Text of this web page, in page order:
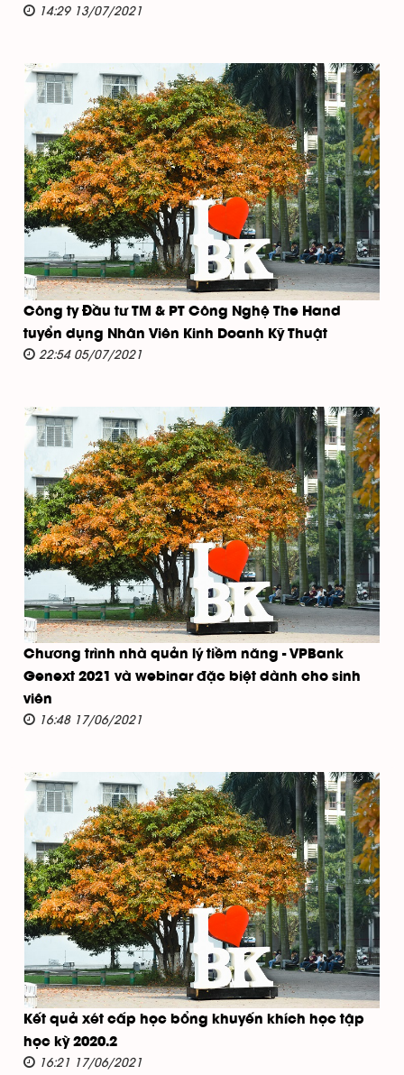
14:29 13/07/2021
Công ty Đầu tư TM & PT Công Nghệ The Hand
tuyển dụng Nhân Viên Kinh Doanh Kỹ Thuật
22:54 05/07/2021
Chương trình nhà quản lý tiềm năng - VPBank
Genext 2021 và webinar đặc biệt dành cho sinh
viên
16:48 17/06/2021
Kết quả xét cấp học bổng khuyến khích học tập
học kỳ 2020.2
16:21 17/06/2021